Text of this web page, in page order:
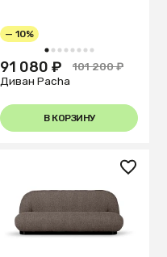
1 2 3 4 5 6 7 8
— 10%
91 080 ₽
101 200 ₽
Диван Pacha
В КОРЗИНУ